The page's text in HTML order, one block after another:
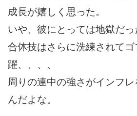
成長が嬉しく思った。
いや、彼にとっては地獄だ
合体技はさらに洗練されて
躍、、、、
周りの連中の強さがインフ
んだよな。